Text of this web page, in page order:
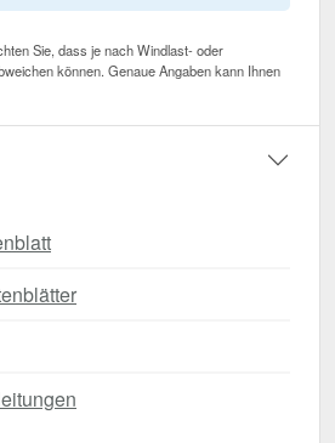
Sie, dass je nach Windlast- oder
können. Genaue Angaben kann Ihnen